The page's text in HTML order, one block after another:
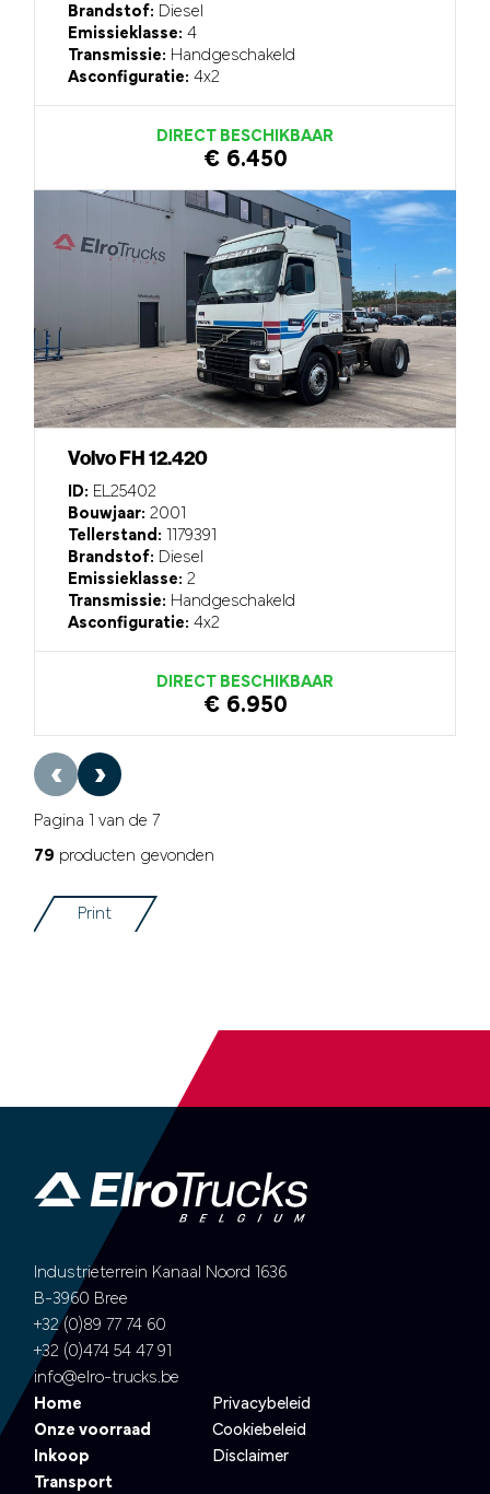
Brandstof: Diesel
Emissieklasse: 4
Transmissie: Handgeschakeld
Asconfiguratie: 4x2
DIRECT BESCHIKBAAR
€ 6.450
Volvo FH 12.420
ID: EL25402
Bouwjaar: 2001
Tellerstand: 1179391
Brandstof: Diesel
Emissieklasse: 2
Transmissie: Handgeschakeld
Asconfiguratie: 4x2
DIRECT BESCHIKBAAR
€ 6.950
‹ ›
Pagina 1 van de 7
79 producten gevonden
Print
Industrieterrein Kanaal Noord 1636
B-3960 Bree
+32 (0)89 77 74 60
+32 (0)474 54 47 91
info@elro-trucks.be
Home
Onze voorraad
Inkoop
Transport
Privacybeleid
Cookiebeleid
Disclaimer